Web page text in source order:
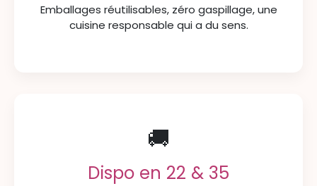
Emballages réutilisables, zéro gaspillage, une
cuisine responsable qui a du sens.
🚚
Dispo en 22 & 35